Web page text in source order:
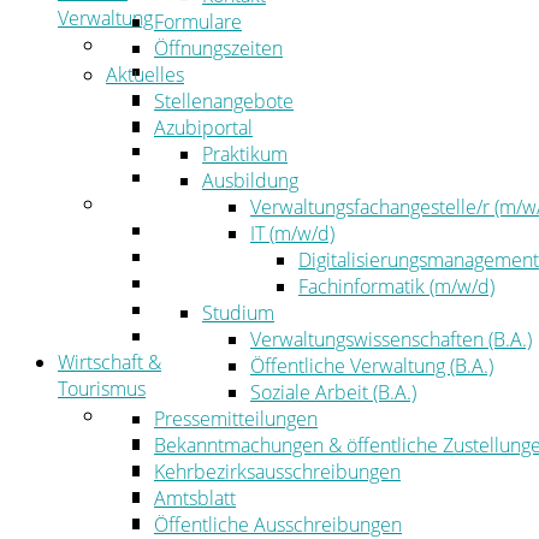
Verwaltung
Politik
Kreistag
Kreistagsinformationssystem
Bürgerinformationssystem
Wahlen
Leitbild
Der Landrat
Kommunalaufsicht
Zahlen, Daten, Fakten
Wirtschaft &
Tourismus
Wirtschaft
Wirtschaftsförderung
Gewerbeflächen und Unternehmen
Arbeitgeberservice
Mobilfunk & Breitband
Formulare
Öffnungszeiten
Aktuelles
Stellenangebote
Azubiportal
Praktikum
Ausbildung
Verwaltungsfachangestelle/r (m/
IT (m/w/d)
Fachinformatik (m/w/d)
Studium
Verwaltungswissenschaften (B.A.)
Öffentliche Verwaltung (B.A.)
Soziale Arbeit (B.A.)
Pressemitteilungen
Bekanntmachungen & öffentliche
Kehrbezirksausschreibungen
Amtsblatt
Öffentliche Ausschreibungen